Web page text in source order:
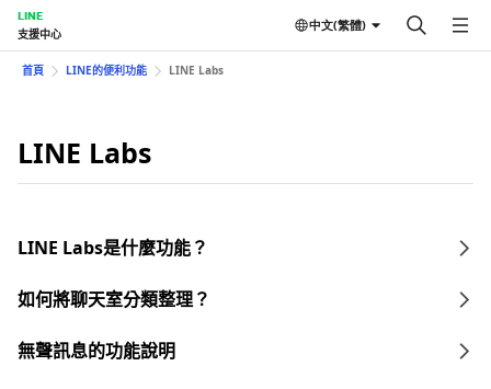
LINE
支援中心
中文(繁體)
首頁 LINE的便利功能 LINE Labs
LINE Labs
LINE Labs是什麼功能？
如何將聊天室分類整理？
無聲訊息的功能說明